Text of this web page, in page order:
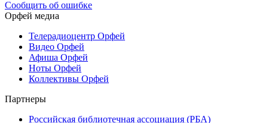
Сообщить об ошибке
Орфей медиа
Телерадиоцентр Орфей
Видео Орфей
Афиша Орфей
Ноты Орфей
Коллективы Орфей
Партнеры
Российская библиотечная ассоциация (РБА)